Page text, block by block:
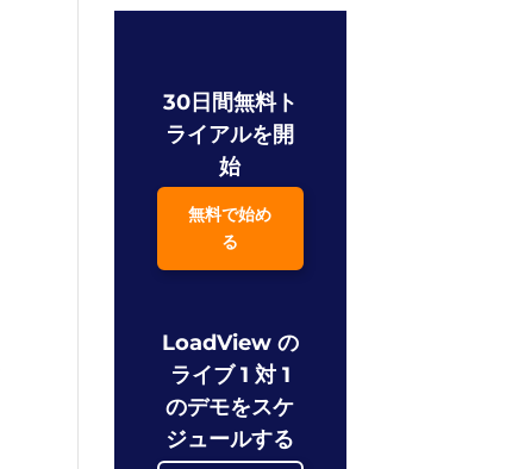
30日間無料ト
ライアルを開
始
無料で始め
る
LoadView の
ライブ 1 対 1
のデモをスケ
ジュールする